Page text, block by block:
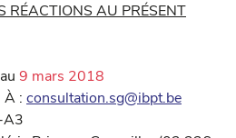
RÉACTIONS AU PRÉSENT
9 mars 2018
À : consultation.sg@ibpt.be
A3